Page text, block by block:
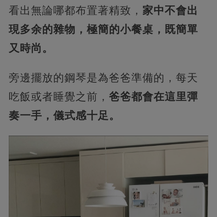
看出無論哪都布置著精致， 家中不會出
現多余的雜物，極簡的小餐桌，既簡單
又時尚。
旁邊擺放的鋼琴是為爸爸準備的，每天
吃飯或者睡覺之前， 爸爸都會在這里彈
奏一手，儀式感十足。